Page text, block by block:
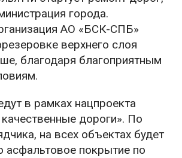
города.
АО «БСК-СПБ»
верхнего слоя
благодаря благоприятным
в рамках нацпроекта
дороги». По
на всех объектах будет
асфальтовое покрытие по